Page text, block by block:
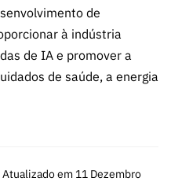
de
à indústria
de IA e promover a
de saúde, a energia
em 11 Dezembro